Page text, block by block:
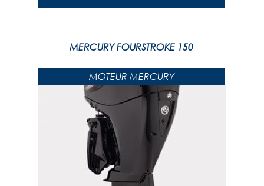
MERCURY FOURSTROKE 150
MOTEUR MERCURY